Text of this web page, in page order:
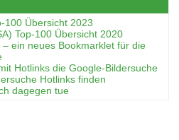
100 Übersicht 2023
Top-100 Übersicht 2020
ein neues Bookmarklet für die
Hotlinks die Google-Bildersuche
Hotlinks finden
dagegen tue